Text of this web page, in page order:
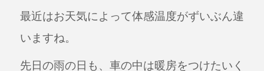
a
c
e
b
n
e
最近はお天気によって体感温度がずいぶん違
いますね。
先日の雨の日も、車の中は暖房をつけたいく